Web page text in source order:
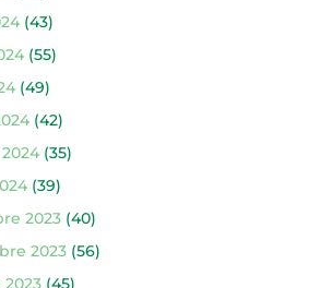
(43)
(55)
(49)
(42)
(35)
(39)
2023(40)
2023(56)
(45)